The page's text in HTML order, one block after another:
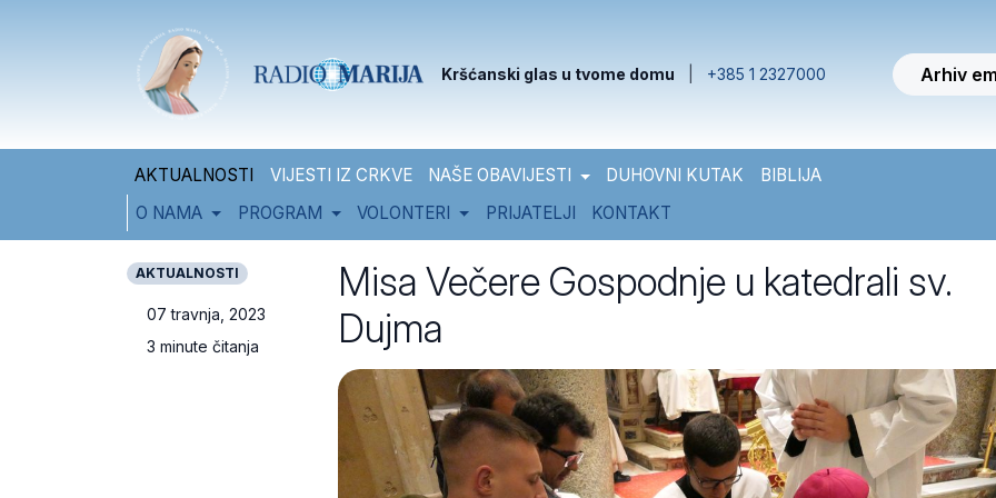
Kršćanski glas u tvome domu +385 1 2327000 Arhiv
AKTUALNOSTI VIJESTI IZ CRKVE NAŠE OBAVIJESTI DUHOVNI KUTAK
BIBLIJA
O NAMA
PROGRAM VOLONTERI PRIJATELJI KONTAKT
AKTUALNOSTI
07 travnja, 2023
3 minute čitanja
Misa Večere Gospodnje u katedrali sv.
Dujma